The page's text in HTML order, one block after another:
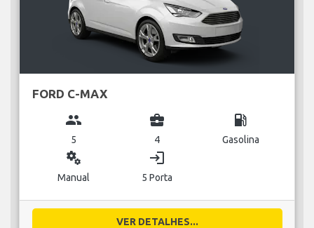
FORD C-MAX
group
5
business_center
4
local_gas_station
Gasolina
miscellaneous_services
Manual
login
5 Porta
VER DETALHES...